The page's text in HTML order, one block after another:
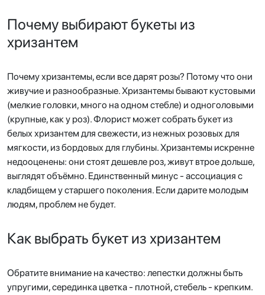
Почему выбирают букеты из
хризантем
Почему хризантемы, если все дарят розы? Потому что они
живучие и разнообразные. Хризантемы бывают кустовыми
(мелкие головки, много на одном стебле) и одноголовыми
(крупные, как у роз). Флорист может собрать букет из
белых хризантем для свежести, из нежных розовых для
мягкости, из бордовых для глубины. Хризантемы искренне
недооценены: они стоят дешевле роз, живут втрое дольше,
выглядят объёмно. Единственный минус - ассоциация с
кладбищем у старшего поколения. Если дарите молодым
людям, проблем не будет.
Как выбрать букет из хризантем
Обратите внимание на качество: лепестки должны быть
упругими, серединка цветка - плотной, стебель - крепким.